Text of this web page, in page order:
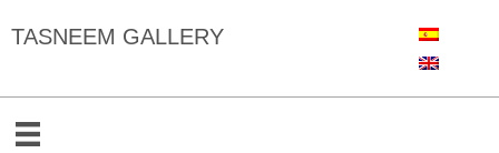
TASNEEM GALLERY